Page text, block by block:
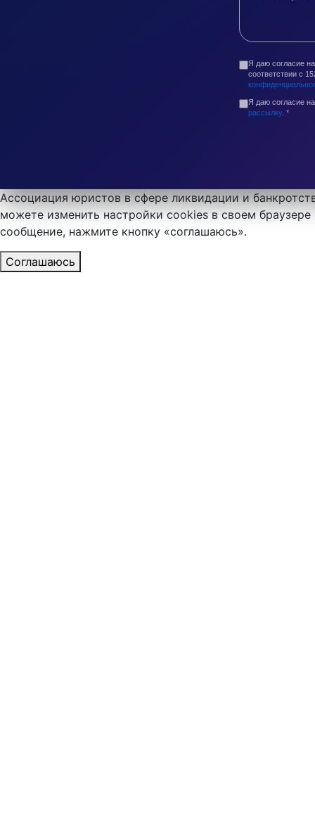
Я даю согласие
соответствии с
Я даю согласие
рассылку. *
Ассоциация юристов в сфере ликвидации и
можете изменить настройки cookies в своем
сообщение, нажмите кнопку «соглашаюсь».
Соглашаюсь